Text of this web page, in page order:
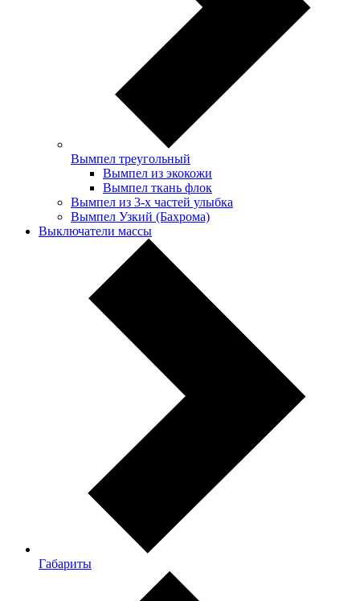
Вымпел треугольный
Вымпел из экокожи
Вымпел ткань флок
Вымпел из 3-х частей улыбка
Вымпел Узкий (Бахрома)
Выключатели массы
Габариты